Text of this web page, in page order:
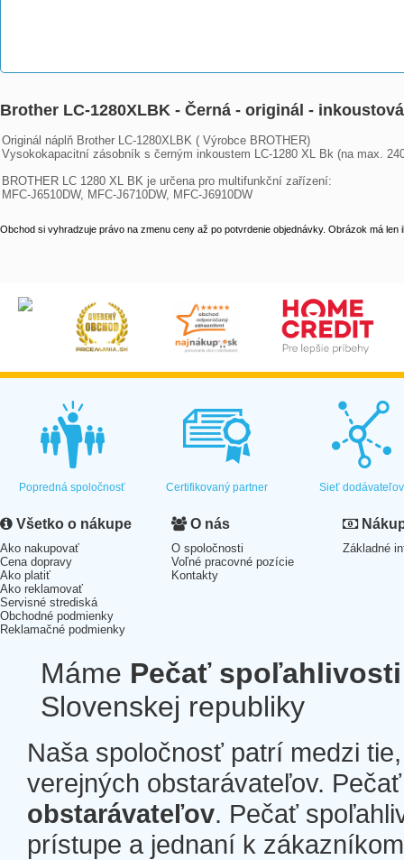
Brother LC-1280XLBK - Černá - originál -
Originál náplň Brother LC-1280XLBK ( Výrobce BROTHER)
Vysokokapacitní zásobník s černým inkoustem LC-1280 XL Bk (na max.
BROTHER LC 1280 XL BK je určena pro multifunkční zařízení:
MFC-J6510DW, MFC-J6710DW, MFC-J6910DW
Obchod si vyhradzuje právo na zmenu ceny až po potvrdenie objednávky. Obrázok má len
Popredná spoločnosť Certifikovaný partner Sieť dodávateľov
Všetko o nákupe
Ako nakupovať
Cena dopravy
Ako platiť
Ako reklamovať
Servisné strediská
Obchodné podmienky
Reklamačné podmienky
O nás
O spoločnosti
Voľné pracovné pozície
Kontakty
Základné
Máme Pečať spoľahlivosti
Slovenskej republiky
Naša spoločnosť patrí medzi
verejných obstarávateľov.
obstarávateľov. Pečať
prístupe a jednaní k